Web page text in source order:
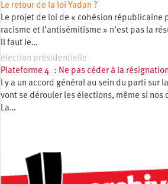
Le retour de la loi Yadan ?
Le projet de loi de « cohésion républicaine
racisme et l’antisémitisme » n’est pas la
Il faut le…
élection présidentielle
Plateforme 4 : Ne pas céder à la
l y a un accord général au sein du parti sur
vont se dérouler les élections, même si nos
La…